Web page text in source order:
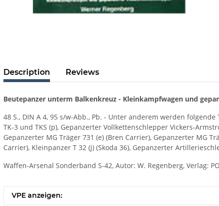
Description Reviews
Beutepanzer unterm Balkenkreuz - Kleinkampfwagen und
48 S., DIN A 4, 95 s/w-Abb., Pb. - Unter anderem werden
TK-3 und TKS (p), Gepanzerter Vollkettenschlepper Vickers-
Gepanzerter MG Träger 731 (e) (Bren Carrier), Gepanzerter MG
Carrier), Kleinpanzer T 32 (j) (Skoda 36), Gepanzerter
Waffen-Arsenal Sonderband S-42, Autor: W. Regenberg, Verlag:
VPE anzeigen: